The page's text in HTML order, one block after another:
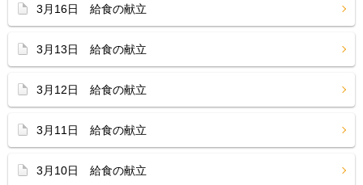
3月16日 給食の献立
3月13日 給食の献立
3月12日 給食の献立
3月11日 給食の献立
3月10日 給食の献立